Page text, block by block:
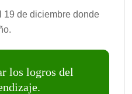
19 de diciembre donde
los logros del